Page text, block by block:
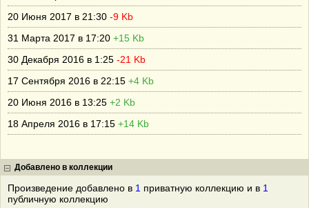
20 Июня 2017 в 21:30 -9 Kb
31 Марта 2017 в 17:20 +15 Kb
30 Декабря 2016 в 1:25 -21 Kb
17 Сентября 2016 в 22:15 +4 Kb
20 Июня 2016 в 13:25 +2 Kb
18 Апреля 2016 в 17:15 +14 Kb
Добавлено в коллекции
Произведение добавлено в 1 приватную коллекцию и в 1
публичную коллекцию